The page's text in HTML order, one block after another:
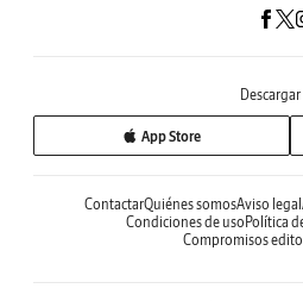
App Store
ContactarQuiénes somosAviso legal
Condiciones de uso Política
Compromisos